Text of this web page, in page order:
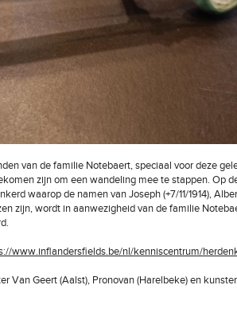
van de familie Notebaert, speciaal voor deze
zijn om een wandeling mee te stappen. Op
waarop de namen van Joseph (+7/11/1914),
zijn, wordt in aanwezigheid van de familie
www.inflandersfields.be/nl/kenniscentrum/
Van Geert (Aalst), Pronovan (Harelbeke) en